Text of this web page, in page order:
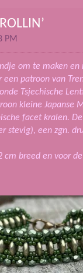
PM
om te maken
patroon van
Tsjechische
kleine Japanse
facet kralen.
stevig), een zgn.
cm breed en voor